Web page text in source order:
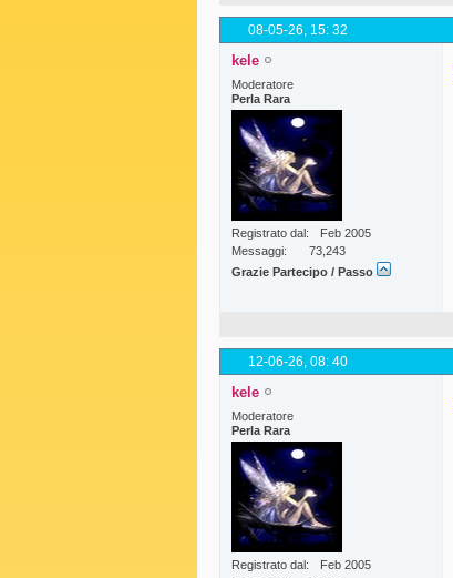
08-05-26, 15: 32
kele
Moderatore
Perla Rara
Registrato dal
Feb 2005
Messaggi
73,243
Grazie Partecipo / Passo
12-06-26, 08: 40
kele
Moderatore
Perla Rara
Registrato dal
Feb 2005